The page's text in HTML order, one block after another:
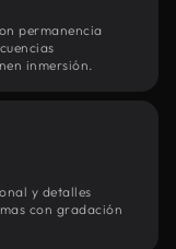
permanencia
inmersión.
y detalles
con gradación